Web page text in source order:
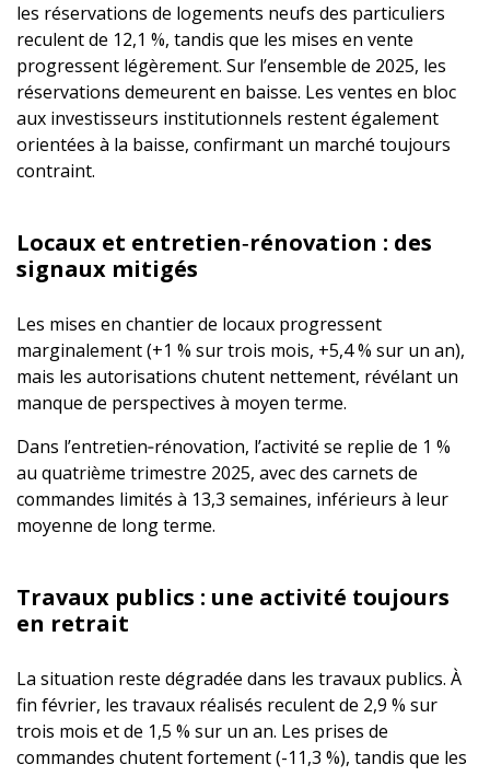
les réservations de logements neufs des particuliers
reculent de 12,1 %, tandis que les mises en vente
progressent légèrement. Sur l’ensemble de 2025, les
réservations demeurent en baisse. Les ventes en bloc
aux investisseurs institutionnels restent également
orientées à la baisse, confirmant un marché toujours
contraint.
Locaux et entretien‑rénovation : des
signaux mitigés
Les mises en chantier de locaux progressent
marginalement (+1 % sur trois mois, +5,4 % sur un an),
mais les autorisations chutent nettement, révélant un
manque de perspectives à moyen terme.
Dans l’entretien‑rénovation, l’activité se replie de 1 %
au quatrième trimestre 2025, avec des carnets de
commandes limités à 13,3 semaines, inférieurs à leur
moyenne de long terme.
Travaux publics : une activité toujours
en retrait
La situation reste dégradée dans les travaux publics. À
fin février, les travaux réalisés reculent de 2,9 % sur
trois mois et de 1,5 % sur un an. Les prises de
commandes chutent fortement (-11,3 %), tandis que les